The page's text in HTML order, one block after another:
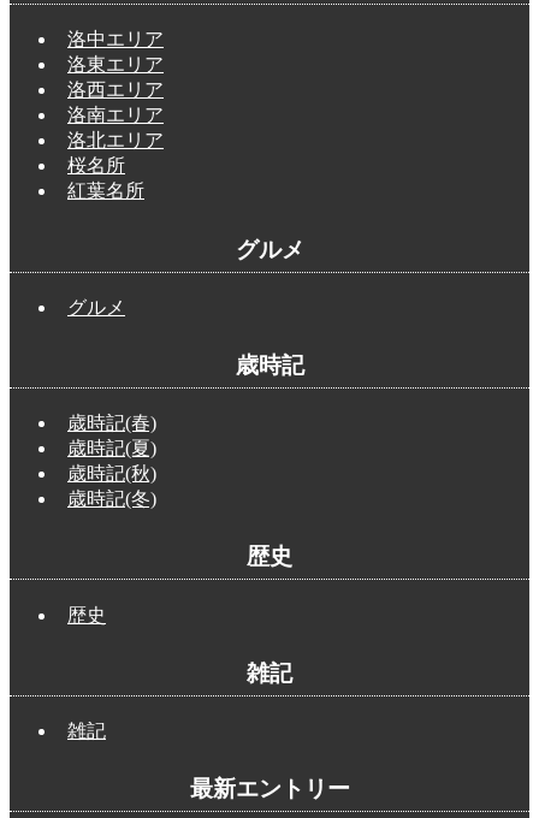
洛中エリア
洛東エリア
洛西エリア
洛南エリア
洛北エリア
桜名所
紅葉名所
グルメ
グルメ
歳時記
歳時記(春)
歳時記(夏)
歳時記(秋)
歳時記(冬)
歴史
歴史
雑記
雑記
最新エントリー